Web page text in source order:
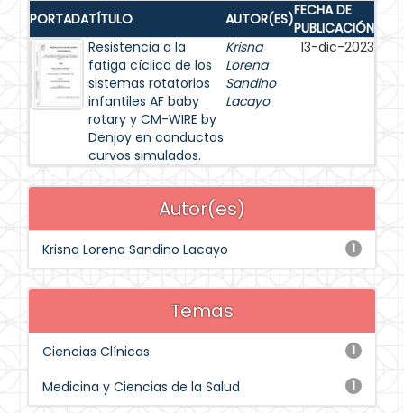
PORTADATÍTULO AUTOR(ES)FECHA DE
PUBLICACIÓN
Resistencia a la
fatiga cíclica de los
sistemas rotatorios
infantiles AF baby
rotary y CM-WIRE by
Denjoy en conductos
curvos simulados.
Krisna
Lorena
Sandino
Lacayo
13-dic-2023
Autor(es)
1
Krisna Lorena Sandino Lacayo
Temas
1
Ciencias Clínicas
1
Medicina y Ciencias de la Salud